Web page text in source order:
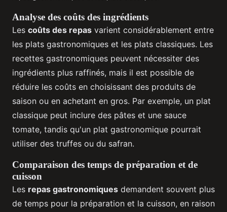
Analyse des coûts des ingrédients
Les coûts des repas varient considérablement entre
les plats gastronomiques et les plats classiques. Les
recettes gastronomiques peuvent nécessiter des
ingrédients plus raffinés, mais il est possible de
réduire les coûts en choisissant des produits de
saison ou en achetant en gros. Par exemple, un plat
classique peut inclure des pâtes et une sauce
tomate, tandis qu'un plat gastronomique pourrait
utiliser des truffes ou du safran.
Comparaison des temps de préparation et de
cuisson
Les repas gastronomiques demandent souvent plus
de temps pour la préparation et la cuisson, en raison